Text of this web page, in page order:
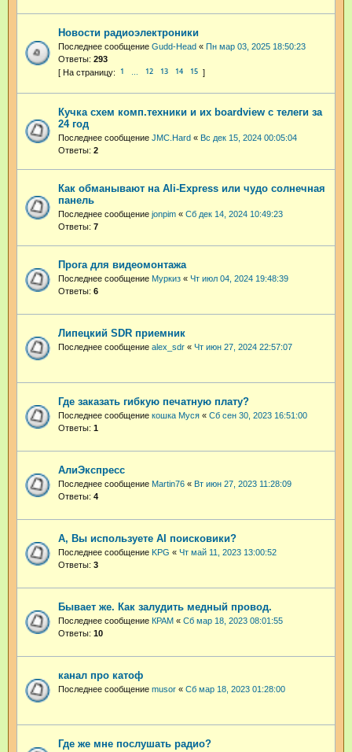
Новости радиоэлектроники
Последнее сообщение Gudd-Head « Пн мар 03, 2025 18:50:23
Ответы: 293
1 12 13 14 15
Кучка схем комп.техники и их boardview с телеги за
24 год
Последнее сообщение JMC.Hard « Вс дек 15, 2024 00:05:04
Ответы: 2
Как обманывают на Ali-Express или чудо солнечная
панель
Последнее сообщение jonpim « Сб дек 14, 2024 10:49:23
Ответы: 7
Прога для видеомонтажа
Последнее сообщение Муркиз « Чт июл 04, 2024 19:48:39
Ответы: 6
Липецкий SDR приемник
Последнее сообщение alex_sdr « Чт июн 27, 2024 22:57:07
Где заказать гибкую печатную плату?
Последнее сообщение кошка Муся « Сб сен 30, 2023 16:51:00
Ответы: 1
АлиЭкспресс
Последнее сообщение Martin76 « Вт июн 27, 2023 11:28:09
Ответы: 4
А, Вы используете AI поисковики?
Последнее сообщение KPG « Чт май 11, 2023 13:00:52
Ответы: 3
Бывает же. Как залудить медный провод.
Последнее сообщение КРАМ « Сб мар 18, 2023 08:01:55
Ответы: 10
канал про катоф
Последнее сообщение musor « Сб мар 18, 2023 01:28:00
Где же мне послушать радио?